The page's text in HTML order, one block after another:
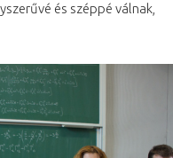
és széppé válnak,